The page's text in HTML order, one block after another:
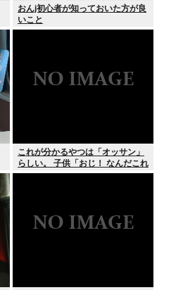
おんj初心者が知っておいた方が良
いこと
これが分かるやつは「オッサン」
らしい。 子供「おじ！ なんだこれ
は！」